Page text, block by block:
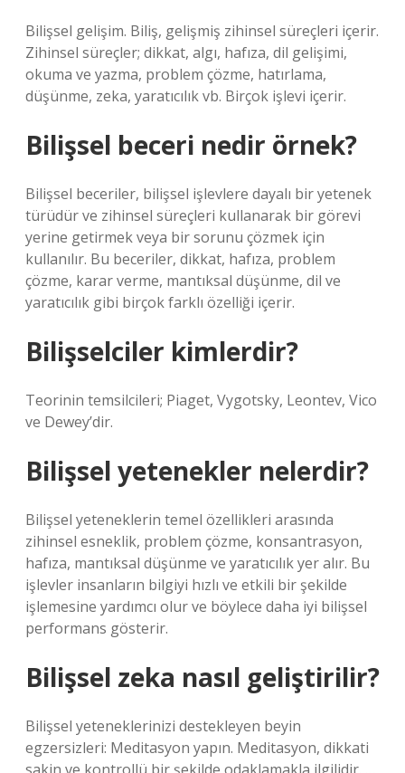
Bilişsel gelişim. Biliş, gelişmiş zihinsel süreçleri içerir.
Zihinsel süreçler; dikkat, algı, hafıza, dil gelişimi,
okuma ve yazma, problem çözme, hatırlama,
düşünme, zeka, yaratıcılık vb. Birçok işlevi içerir.
Bilişsel beceri nedir örnek?
Bilişsel beceriler, bilişsel işlevlere dayalı bir yetenek
türüdür ve zihinsel süreçleri kullanarak bir görevi
yerine getirmek veya bir sorunu çözmek için
kullanılır. Bu beceriler, dikkat, hafıza, problem
çözme, karar verme, mantıksal düşünme, dil ve
yaratıcılık gibi birçok farklı özelliği içerir.
Bilişselciler kimlerdir?
Teorinin temsilcileri; Piaget, Vygotsky, Leontev, Vico
ve Dewey’dir.
Bilişsel yetenekler nelerdir?
Bilişsel yeteneklerin temel özellikleri arasında
zihinsel esneklik, problem çözme, konsantrasyon,
hafıza, mantıksal düşünme ve yaratıcılık yer alır. Bu
işlevler insanların bilgiyi hızlı ve etkili bir şekilde
işlemesine yardımcı olur ve böylece daha iyi bilişsel
performans gösterir.
Bilişsel zeka nasıl geliştirilir?
Bilişsel yeteneklerinizi destekleyen beyin
egzersizleri: Meditasyon yapın. Meditasyon, dikkati